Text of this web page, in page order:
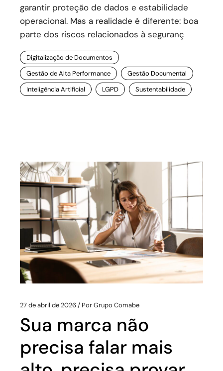
garantir proteção de dados e estabilidade
operacional. Mas a realidade é diferente: boa
parte dos riscos relacionados à seguranç
Digitalização de Documentos
Gestão de Alta Performance
Gestão Documental
Inteligência Artificial
LGPD Sustentabilidade
27 de abril de 2026 PorGrupo Comabe
Sua marca não
precisa falar mais